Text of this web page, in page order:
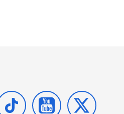
TIKTOK YOUTUBE
X